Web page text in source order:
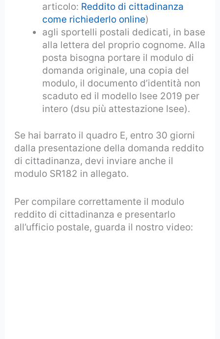
articolo: Reddito di cittadinanza
come richiederlo online)
agli sportelli postali dedicati, in base
alla lettera del proprio cognome. Alla
posta bisogna portare il modulo di
domanda originale, una copia del
modulo, il documento d’identità non
scaduto ed il modello Isee 2019 per
intero (dsu più attestazione Isee).
Se hai barrato il quadro E, entro 30 giorni
dalla presentazione della domanda reddito
di cittadinanza, devi inviare anche il
modulo SR182 in allegato.
Per compilare correttamente il modulo
reddito di cittadinanza e presentarlo
all’ufficio postale, guarda il nostro video: